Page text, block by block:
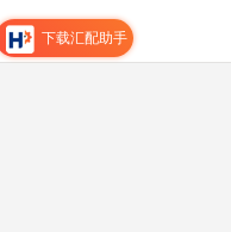
下载汇配助手